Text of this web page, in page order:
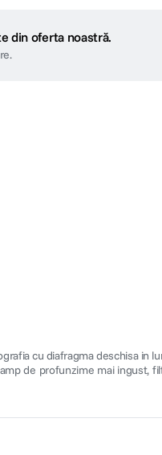
din oferta noastră.
cu diafragma deschisa in
de profunzime mai ingust,